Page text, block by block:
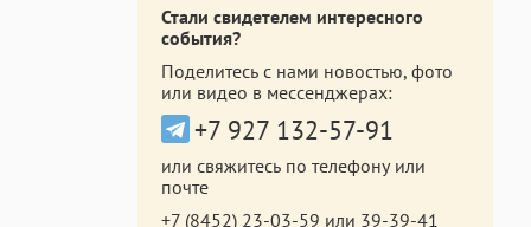
Стали свидетелем интересного
события?
Поделитесь с нами новостью, фото
или видео в мессенджерах:
+7 927 132-57-91
или свяжитесь по телефону или
почте
+7 (8452) 23-03-59 или 39-39-41